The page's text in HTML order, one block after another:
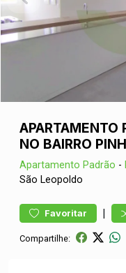
APARTAMENTO
NO BAIRRO
Apartamento Padrão -
São Leopoldo
Favoritar |
Compartilhe: